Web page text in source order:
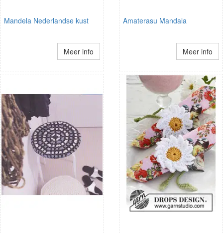
Mandela Nederlandse kust
Meer info
Amaterasu Mandala
Meer info